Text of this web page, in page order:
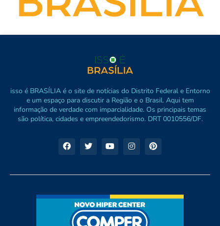
isso é BRASÍLIA é o site de notícias do Distrito Federal e Entorno
e um espaço para discutir a Região e o Brasil. Aqui tem
informação de verdade com imparcialidade. Os principais temas
são política, cidades e empreendedorismo. DRT 0010556/DF.